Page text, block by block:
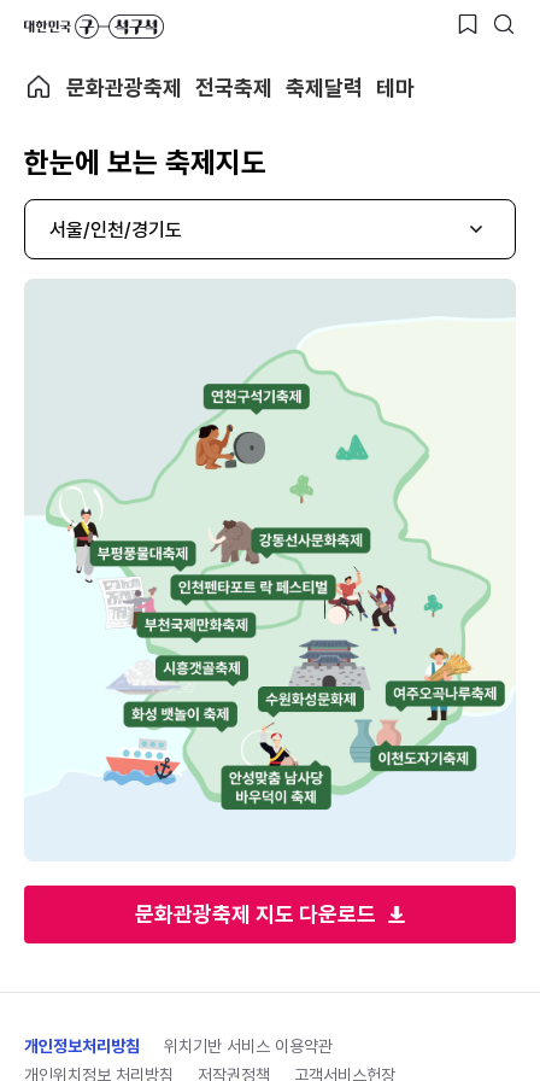
문화관광축제 전국축제 축제달력 테마
한눈에 보는 축제지도
문화관광축제 지도 다운로드
서울/인천/경기도
개인정보처리방침
위치기반 서비스 이용약관
개인위치정보 처리방침
저작권정책 고객서비스헌장